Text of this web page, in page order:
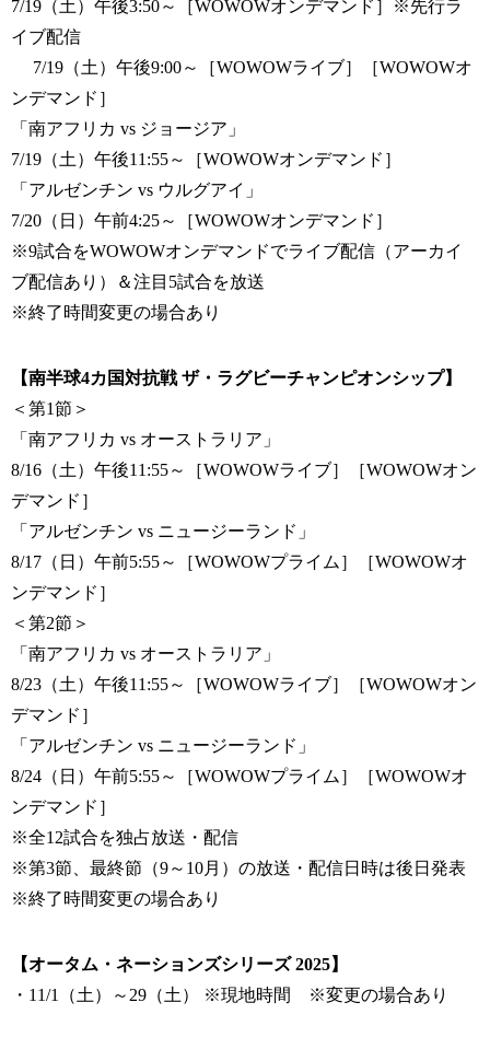
7/19（土）午後3:50～［WOWOWオンデマンド］※先行ラ
イブ配信
7/19（土）午後9:00～［WOWOWライブ］［WOWOWオ
ンデマンド］
「南アフリカ vs ジョージア」
7/19（土）午後11:55～［WOWOWオンデマンド］
「アルゼンチン vs ウルグアイ」
7/20（日）午前4:25～［WOWOWオンデマンド］
※9試合をWOWOWオンデマンドでライブ配信（アーカイ
ブ配信あり）＆注目5試合を放送
※終了時間変更の場合あり
【南半球4カ国対抗戦 ザ・ラグビーチャンピオンシップ】
＜第1節＞
「南アフリカ vs オーストラリア」
8/16（土）午後11:55～［WOWOWライブ］［WOWOWオン
デマンド］
「アルゼンチン vs ニュージーランド」
8/17（日）午前5:55～［WOWOWプライム］［WOWOWオ
ンデマンド］
＜第2節＞
「南アフリカ vs オーストラリア」
8/23（土）午後11:55～［WOWOWライブ］［WOWOWオン
デマンド］
「アルゼンチン vs ニュージーランド」
8/24（日）午前5:55～［WOWOWプライム］［WOWOWオ
ンデマンド］
※全12試合を独占放送・配信
※第3節、最終節（9～10月）の放送・配信日時は後日発表
※終了時間変更の場合あり
【オータム・ネーションズシリーズ 2025】
・11/1（土）～29（土） ※現地時間 ※変更の場合あり